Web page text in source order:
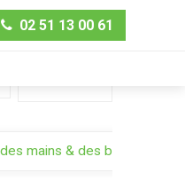
02 51 13 00 61
mains & des bras